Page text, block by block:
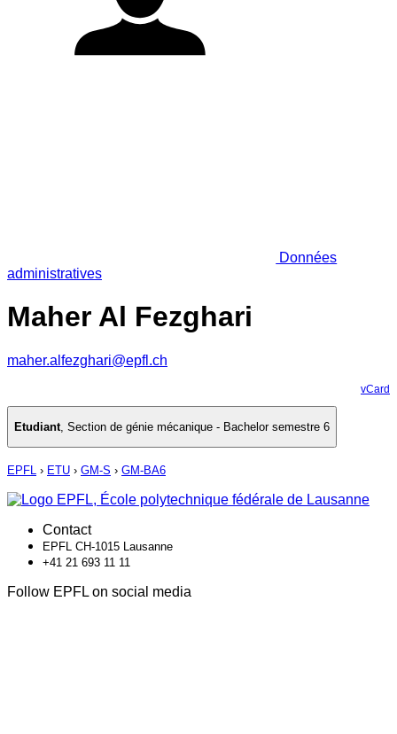
Données
administratives
Maher Al Fezghari
maher.alfezghari@epfl.ch
vCard
Etudiant, Section de génie mécanique - Bachelor semestre 6
EPFL › ETU › GM-S › GM-BA6
Contact
EPFL CH-1015 Lausanne
+41 21 693 11 11
Follow EPFL on social media